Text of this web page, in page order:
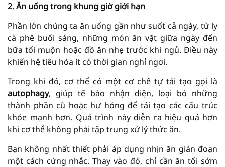
2. Ăn uống trong khung giờ giới hạn
Phần lớn chúng ta ăn uống gần như suốt cả ngày, từ ly
cà phê buổi sáng, những món ăn vặt giữa ngày đến
bữa tối muộn hoặc đồ ăn nhẹ trước khi ngủ. Điều này
khiến hệ tiêu hóa ít có thời gian nghỉ ngơi.
Trong khi đó, cơ thể có một cơ chế tự tái tạo gọi là
autophagy, giúp tế bào nhận diện, loại bỏ những
thành phần cũ hoặc hư hỏng để tái tạo các cấu trúc
khỏe mạnh hơn. Quá trình này diễn ra hiệu quả hơn
khi cơ thể không phải tập trung xử lý thức ăn.
Bạn không nhất thiết phải áp dụng nhịn ăn gián đoạn
một cách cứng nhắc. Thay vào đó, chỉ cần ăn tối sớm